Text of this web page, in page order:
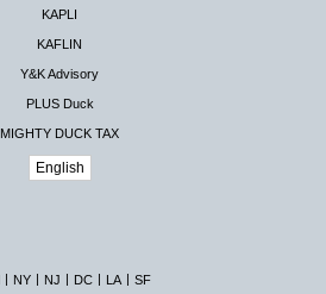
KAPLI
KAFLIN
Y&K Advisory
PLUS Duck
MIGHTY DUCK TAX
English
NY NJ DC LA SF